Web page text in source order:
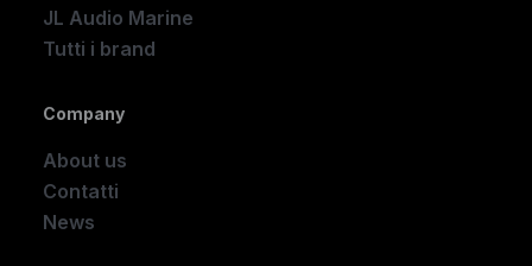
JL Audio Marine
Tutti i brand
Company
About us
Contatti
News